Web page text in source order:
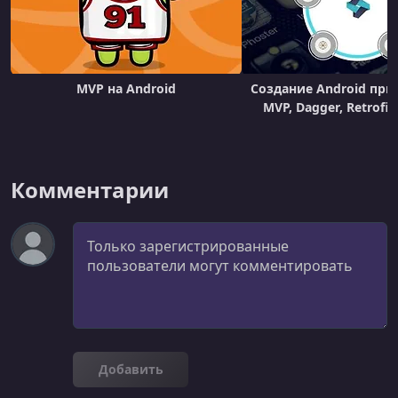
Creating offer service
00:12:15
Implement Offer service in Browse controller
00:04:12
What are we going to build in this task
Accepting offer
УРОК 27. 00:03:48
00:04:43
MVP на Android
Создание Android
MVP, Dagger, Retrofit
Комментарии
Комментарий
Добавить